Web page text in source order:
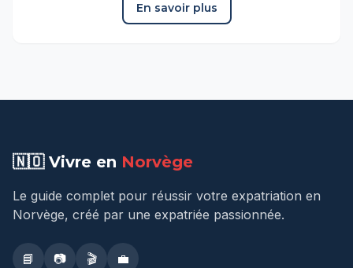
En savoir plus
🇳🇴 Vivre en Norvège
Le guide complet pour réussir votre expatriation en
Norvège, créé par une expatriée passionnée.
📘 📷 🎬 💼